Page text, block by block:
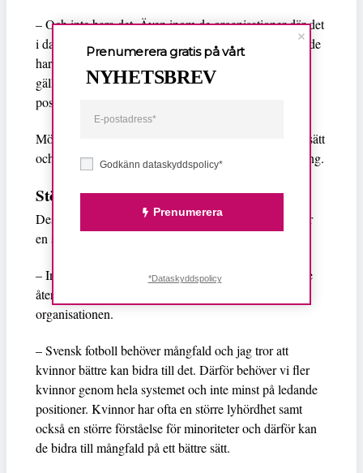
– Och inte bara det. Även inom de organisationer där det
i dag finns kvinnor måste vi våga titta på vilken makt de
har. Det finns både formell och informell makt och det
gäller att se om kvinnorna sitter på beslutsfattande
positioner och för talan.
Möllerberg menar att kvinnor och män leder på olika sätt
och att svensk fotboll därför behöver en bättre blandning.
Större mångfald behövs
Dessutom menar Möllerberg att svensk fotboll behöver
en större mångfald inom organisationen.
– Inom domarkåren har vi en stor mångfald som bättre
återspeglar samhället. Men vi ser inte det i resten av
organisationen.
– Svensk fotboll behöver mångfald och jag tror att
kvinnor bättre kan bidra till det. Därför behöver vi fler
kvinnor genom hela systemet och inte minst på ledande
positioner. Kvinnor har ofta en större lyhördhet samt
också en större förståelse för minoriteter och därför kan
de bidra till mångfald på ett bättre sätt.
Godkänn dataskyddspolicy*
Prenumerera
Prenumerera gratis på vårt
NYHETSBREV
*Dataskyddspolicy